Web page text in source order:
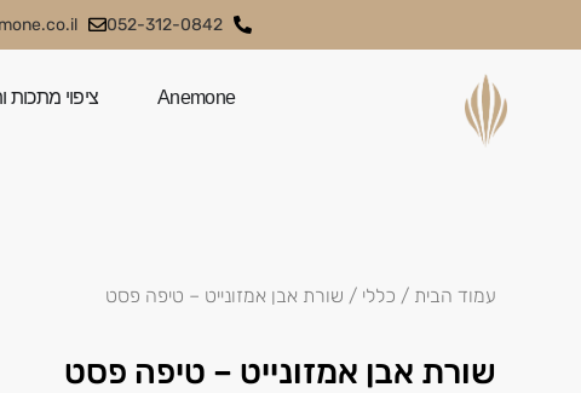
052-312-0842
Anemone ציפוי מתכות
עמוד הבית / כללי / שורת אבן אמזונייט – טיפה פסט
שורת אבן אמזונייט – טיפה פסט